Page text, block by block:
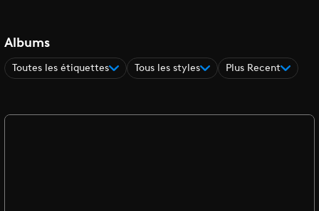
Albums
Toutes les étiquettes Tous les styles Plus Recent